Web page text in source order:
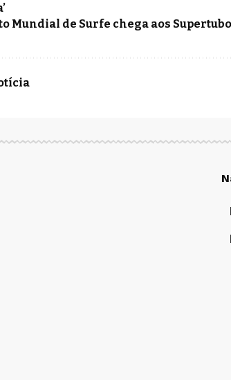
Mundial de Surfe chega aos